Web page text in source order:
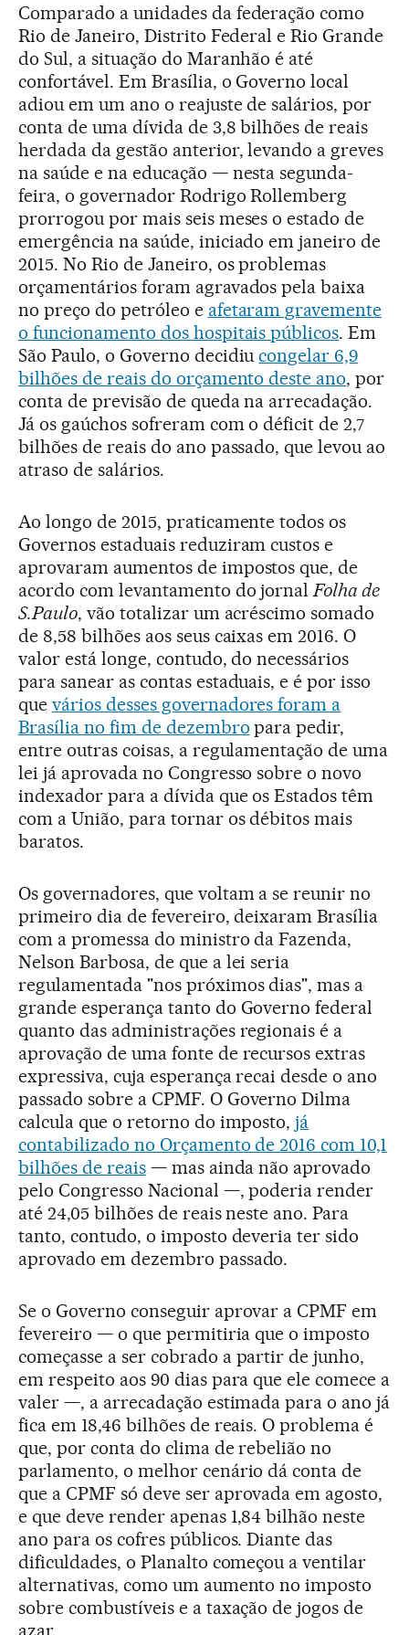
Comparado a unidades da federação como
Rio de Janeiro, Distrito Federal e Rio Grande
do Sul, a situação do Maranhão é até
confortável. Em Brasília, o Governo local
adiou em um ano o reajuste de salários, por
conta de uma dívida de 3,8 bilhões de reais
herdada da gestão anterior, levando a greves
na saúde e na educação — nesta segunda-
feira, o governador Rodrigo Rollemberg
prorrogou por mais seis meses o estado de
emergência na saúde, iniciado em janeiro de
2015. No Rio de Janeiro, os problemas
orçamentários foram agravados pela baixa
no preço do petróleo e afetaram gravemente
o funcionamento dos hospitais públicos. Em
São Paulo, o Governo decidiucongelar 6,9
bilhões de reais do orçamento deste ano, por
conta de previsão de queda na arrecadação.
Já os gaúchos sofreram com o déficit de 2,7
bilhões de reais do ano passado, que levou ao
atraso de salários.
Ao longo de 2015, praticamente todos os
Governos estaduais reduziram custos e
aprovaram aumentos de impostos que, de
acordo com levantamento do jornal Folha de
S.Paulo, vão totalizar um acréscimo somado
de 8,58 bilhões aos seus caixas em 2016. O
valor está longe, contudo, do necessários
para sanear as contas estaduais, e é por isso
que vários desses governadores foram a
Brasília no fim de dezembro para pedir,
entre outras coisas, a regulamentação de uma
lei já aprovada no Congresso sobre o novo
indexador para a dívida que os Estados têm
com a União, para tornar os débitos mais
baratos.
Os governadores, que voltam a se reunir no
primeiro dia de fevereiro, deixaram Brasília
com a promessa do ministro da Fazenda,
Nelson Barbosa, de que a lei seria
regulamentada "nos próximos dias", mas a
grande esperança tanto do Governo federal
quanto das administrações regionais é a
aprovação de uma fonte de recursos extras
expressiva, cuja esperança recai desde o ano
passado sobre a CPMF. O Governo Dilma
calcula que o retorno do imposto,já
contabilizado no Orçamento de 2016 com 10,1
bilhões de reais— mas ainda não aprovado
pelo Congresso Nacional —, poderia render
até 24,05 bilhões de reais neste ano. Para
tanto, contudo, o imposto deveria ter sido
aprovado em dezembro passado.
Se o Governo conseguir aprovar a CPMF em
fevereiro — o que permitiria que o imposto
começasse a ser cobrado a partir de junho,
em respeito aos 90 dias para que ele comece a
valer —, a arrecadação estimada para o ano já
fica em 18,46 bilhões de reais. O problema é
que, por conta do clima de rebelião no
parlamento, o melhor cenário dá conta de
que a CPMF só deve ser aprovada em agosto,
e que deve render apenas 1,84 bilhão neste
ano para os cofres públicos. Diante das
dificuldades, o Planalto começou a ventilar
alternativas, como um aumento no imposto
sobre combustíveis e a taxação de jogos de
azar.